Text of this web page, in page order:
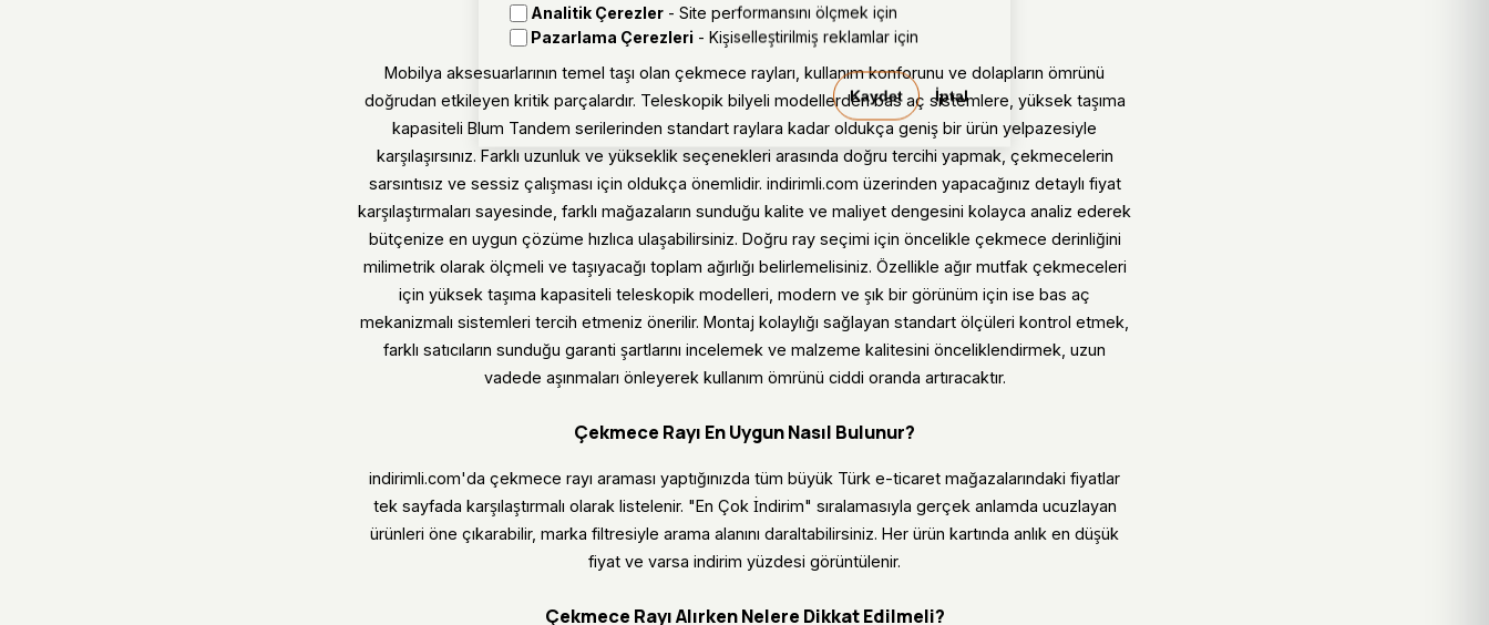
Mobilya aksesuarlarının temel taşı olan çekmece rayları, kullanım konforunu ve dolapların ömrünü
doğrudan etkileyen kritik parçalardır. Teleskopik bilyeli modellerden bas aç sistemlere, yüksek taşıma
kapasiteli Blum Tandem serilerinden standart raylara kadar oldukça geniş bir ürün yelpazesiyle
karşılaşırsınız. Farklı uzunluk ve yükseklik seçenekleri arasında doğru tercihi yapmak, çekmecelerin
sarsıntısız ve sessiz çalışması için oldukça önemlidir. indirimli.com üzerinden yapacağınız detaylı fiyat
karşılaştırmaları sayesinde, farklı mağazaların sunduğu kalite ve maliyet dengesini kolayca analiz ederek
bütçenize en uygun çözüme hızlıca ulaşabilirsiniz. Doğru ray seçimi için öncelikle çekmece derinliğini
milimetrik olarak ölçmeli ve taşıyacağı toplam ağırlığı belirlemelisiniz. Özellikle ağır mutfak çekmeceleri
için yüksek taşıma kapasiteli teleskopik modelleri, modern ve şık bir görünüm için ise bas aç
mekanizmalı sistemleri tercih etmeniz önerilir. Montaj kolaylığı sağlayan standart ölçüleri kontrol etmek,
farklı satıcıların sunduğu garanti şartlarını incelemek ve malzeme kalitesini önceliklendirmek, uzun
vadede aşınmaları önleyerek kullanım ömrünü ciddi oranda artıracaktır.
Çekmece Rayı En Uygun Nasıl Bulunur?
indirimli.com'da çekmece rayı araması yaptığınızda tüm büyük Türk e-ticaret mağazalarındaki fiyatlar
tek sayfada karşılaştırmalı olarak listelenir. "En Çok İndirim" sıralamasıyla gerçek anlamda ucuzlayan
ürünleri öne çıkarabilir, marka filtresiyle arama alanını daraltabilirsiniz. Her ürün kartında anlık en düşük
fiyat ve varsa indirim yüzdesi görüntülenir.
Çekmece Rayı Alırken Nelere Dikkat Edilmeli?
Analitik Çerezler - Site performansını ölçmek için
Pazarlama Çerezleri - Kişiselleştirilmiş reklamlar için
Kaydet İptal